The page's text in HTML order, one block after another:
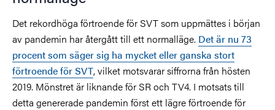
Det rekordhöga förtroende för SVT som uppmättes i början
av pandemin har återgått till ett normalläge. Det är nu 73
procent som säger sig ha mycket eller ganska stort
förtroende för SVT, vilket motsvarar siffrorna från hösten
2019. Mönstret är liknande för SR och TV4. I motsats till
detta genererade pandemin först ett lägre förtroende för